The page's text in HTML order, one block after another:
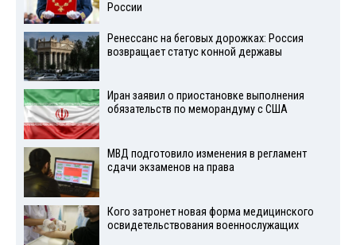
России
Ренессанс на беговых дорожках: Россия
возвращает статус конной державы
Иран заявил о приостановке выполнения
обязательств по меморандуму с США
МВД подготовило изменения в регламент
сдачи экзаменов на права
Кого затронет новая форма медицинского
освидетельствования военнослужащих